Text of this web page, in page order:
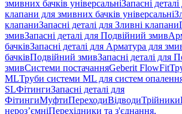
змивних бачків універсальніЗапасні
клапани для змивних бачків універсальні
клапаниЗапасні деталі для Зливні клапани
змивЗапасні деталі для Подвійний змив
бачкiвЗапасні деталі для Арматура для
бачкiвПодвійний змивЗапасні деталі для
змивСистеми постачанняGeberit FlowFit
MLТруби системи ML для систем
SLФітингиЗапасні деталі для
ФітингиМуфтиПереходиВідводиТрійники
нероз’ємніПерехідники та з'єднання,